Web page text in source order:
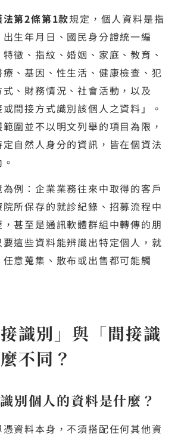
法第2條第1款規定，個人資料是指
生年月日、國民身分證統一編
徵、指紋、婚姻、家庭、教育、
、基因、性生活、健康檢查、犯
、財務情況、社會活動，以及
或間接方式識別該個人之資料」。
圍並不以明文列舉的項目為限，
自然人身分的資訊，皆在個資法
例：企業業務往來中取得的客戶
所保存的就診紀錄、招募流程中
甚至是通訊軟體群組中轉傳的朋
這些資料能辨識出特定個人，就
意蒐集、散布或出售都可能觸
識別」與「間接識
不同？
別個人的資料是什麼？
資料本身，不須搭配任何其他資